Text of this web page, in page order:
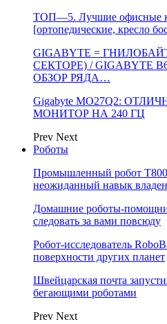
ТОП—5. Лучшие офисные
[ортопедические, кресло
GIGABYTE =
СЕКТОРЕ) / GIGABYTE
ОБЗОР РЯДА…
Gigabyte MO27Q2:
МОНИТОР НА 240 ГЦ
Prev Next
Роботы
Промышленный робот Т800
неожиданный навык
Домашние роботы-
следовать за вами повсюду
Робот-исследователь
поверхности других планет
Швейцарская почта
бегающими роботами
Prev Next